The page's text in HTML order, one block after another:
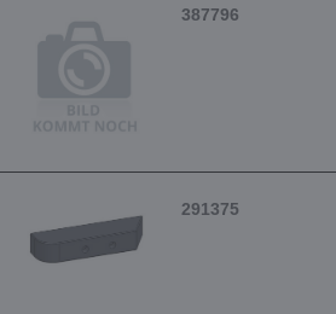
387796
291375